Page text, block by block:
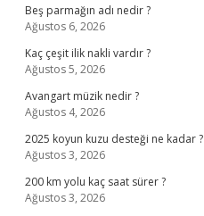
Beş parmağın adı nedir ?
Ağustos 6, 2026
Kaç çeşit ilik nakli vardır ?
Ağustos 5, 2026
Avangart müzik nedir ?
Ağustos 4, 2026
2025 koyun kuzu desteği ne kadar ?
Ağustos 3, 2026
200 km yolu kaç saat sürer ?
Ağustos 3, 2026